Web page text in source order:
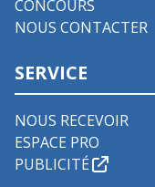
CONCOURS
NOUS CONTACTER
SERVICE
NOUS RECEVOIR
ESPACE PRO
PUBLICITÉ